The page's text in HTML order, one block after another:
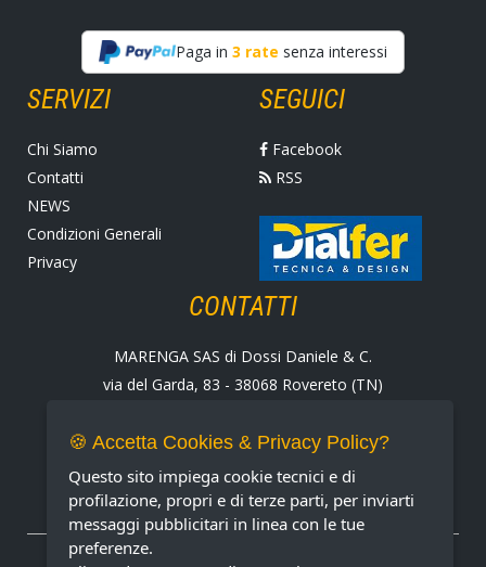
Paga in 3 rate senza interessi
SERVIZI
Chi Siamo
Contatti
NEWS
Condizioni Generali
Privacy
SEGUICI
Facebook
RSS
CONTATTI
MARENGA SAS di Dossi Daniele & C.
via del Garda, 83 - 38068 Rovereto (TN)
Fax +39 0464 430938
E-mail: marenga@marenga.it
Partita IVA IT02232370227
METODI DI PAGAMENTO ACCETTATI
🍪 Accetta Cookies & Privacy Policy?
Questo sito impiega cookie tecnici e di
profilazione, propri e di terze parti, per inviarti
messaggi pubblicitari in linea con le tue
preferenze.